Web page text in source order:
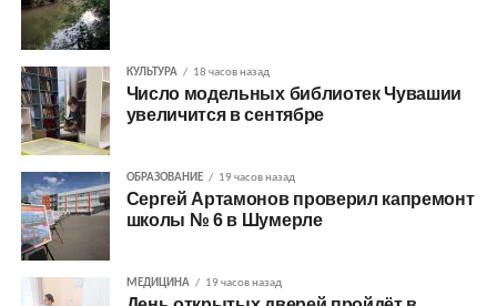
КУЛЬТУРА 18 часов назад
Число модельных библиотек Чувашии
увеличится в сентябре
ОБРАЗОВАНИЕ 19 часов назад
Сергей Артамонов проверил капремонт
школы № 6 в Шумерле
МЕДИЦИНА 19 часов назад